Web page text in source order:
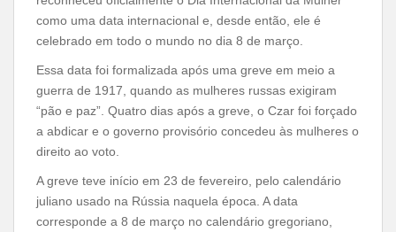
como uma data internacional e, desde então, ele é
celebrado em todo o mundo no dia 8 de março.
Essa data foi formalizada após uma greve em meio a
guerra de 1917, quando as mulheres russas exigiram
“pão e paz”. Quatro dias após a greve, o Czar foi forçado
a abdicar e o governo provisório concedeu às mulheres o
direito ao voto.
A greve teve início em 23 de fevereiro, pelo calendário
juliano usado na Rússia naquela época. A data
corresponde a 8 de março no calendário gregoriano,